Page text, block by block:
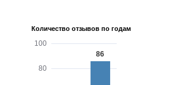
Количество отзывов по годам